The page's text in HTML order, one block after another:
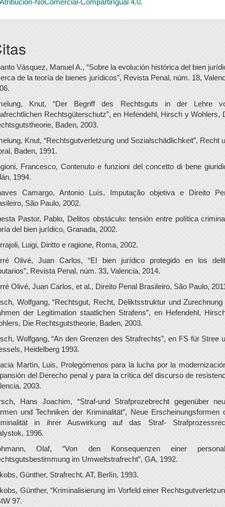
Vásquez, Manuel A., “Sobre la evolución histórica del bien
de la teoría de bienes jurídicos”, Revista Penal, núm. 18,
Knut, “Der Begriff des Rechtsguts in der Lehre
Rechtsgüterschutz”, en Hefendehl, Hirsch y Wohlers,
Baden, 2003.
Knut, “Rechtsgutverletzung und Sozialschädlichkeit”, Recht
Baden, 1991.
Francesco, Contenuto e funzioni del concetto di bene
1994.
Camargo, Antonio Luís, Imputação objetiva e Direito
São Paulo, 2002.
Pastor, Pablo, Delitos obstáculo: tensión entre política
del bien jurídico, Granada, 2002.
Luigi, Diritto e ragione, Roma, 2002.
Olivé, Juan Carlos, “El bien jurídico protegido en los
Revista Penal, núm. 33, Valencia, 2014.
Olivé, Juan Carlos, et al., Direito Penal Brasileiro, São Paulo,
Wolfgang, “Rechtsgut, Recht, Deliktsstruktur und Zurechnung
der Legitimation staatlichen Strafens”, en Hefendehl,
Die Rechtsgutstheorie, Baden, 2003.
Wolfgang, “An den Grenzen des Strafrechts”, en FS für Stree
Heidelberg 1993.
Martín, Luis, Prolegómenos para la lucha por la
del Derecho penal y para la crítica del discurso de
2003.
Hans Joachim, “Straf-und Strafprozebrecht gegenüber
und Techniken der Kriminalität”, Neue Erscheinungsformen
in ihrer Auswirkung auf das Straf-
1996.
Olaf, “Von den Konsequenzen einer
im Umweltstrafrecht”, GA, 1992.
Günther, Strafrecht. AT, Berlín, 1993.
Günther, “Kriminalisierung im Vorfeld einer
97.